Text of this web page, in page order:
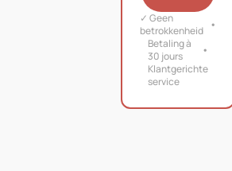
✓ Geen
betrokkenheid
Betaling à
30 jours
Klantgerichte
service